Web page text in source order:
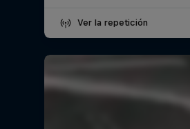
Ver la repetición